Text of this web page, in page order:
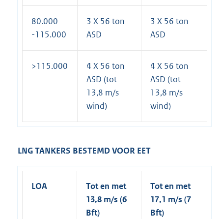
80.000
-115.000
3 X 56 ton
ASD
3 X 56 ton
ASD
>115.000
4 X 56 ton
ASD (tot
13,8 m/s
wind)
4 X 56 ton
ASD (tot
13,8 m/s
wind)
LNG TANKERS BESTEMD VOOR EET
LOA
Tot en met
13,8 m/s (6
Bft)
Tot en met
17,1 m/s (7
Bft)